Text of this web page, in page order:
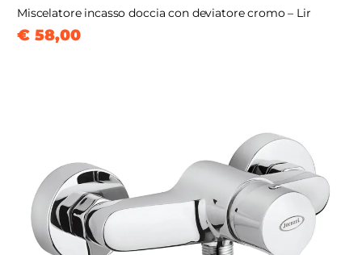
Miscelatore incasso doccia con deviatore cromo – Lir
€ 58,00